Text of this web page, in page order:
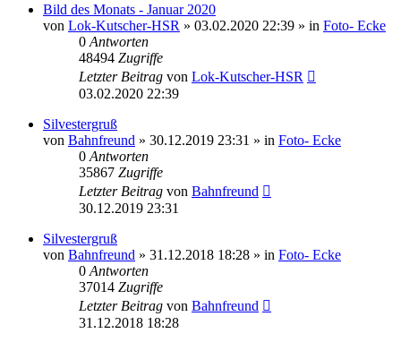
Bild des Monats - Januar 2020
von Lok-Kutscher-HSR » 03.02.2020 22:39 » in Foto- Ecke
0 Antworten
48494 Zugriffe
Letzter Beitrag von Lok-Kutscher-HSR
03.02.2020 22:39
Silvestergruß
von Bahnfreund » 30.12.2019 23:31 » in Foto- Ecke
0 Antworten
35867 Zugriffe
Letzter Beitrag von Bahnfreund
30.12.2019 23:31
Silvestergruß
von Bahnfreund » 31.12.2018 18:28 » in Foto- Ecke
0 Antworten
37014 Zugriffe
Letzter Beitrag von Bahnfreund
31.12.2018 18:28